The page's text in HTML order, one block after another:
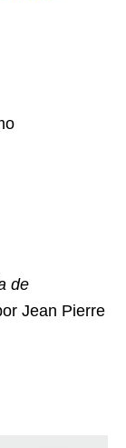
de
Jean Pierre